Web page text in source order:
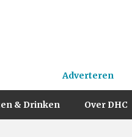
Adverteren
& Drinken Over DHC